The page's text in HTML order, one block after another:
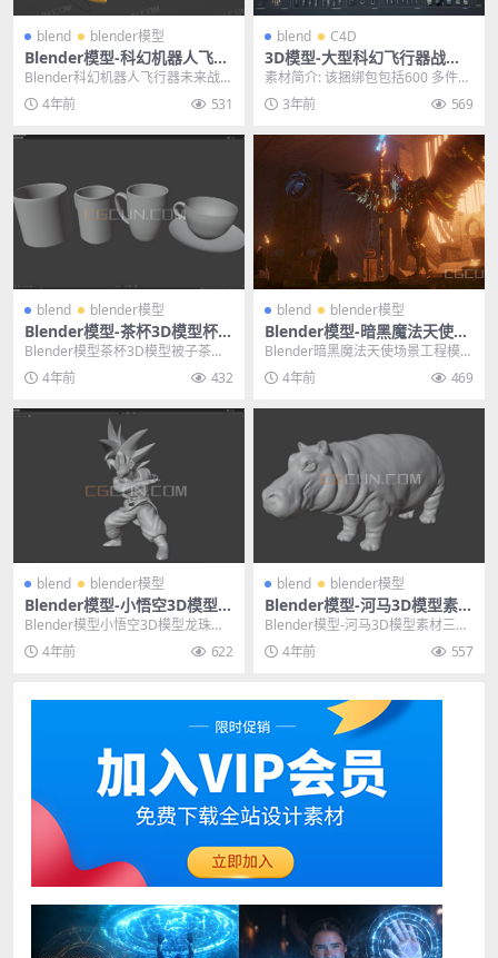
blend blender模型
Blender模型-科幻机器人飞行
器未来战场武器模型
Blender科幻机器人飞行器未来战场
武器模型 其他推荐: blender模型-...
4年前 531
blend C4D
3D模型-大型科幻飞行器战斗
机飞行员飞船机械部件模型合
集
素材简介: 该捆绑包包括600 多件物
品：一个完全绑定的 HERO角色
（提供33...
3年前 569
blend blender模型
Blender模型-茶杯3D模型杯子
茶具三维模型（白模）
Blender模型茶杯3D模型被子茶具
三维模型（白模） 其他推荐： Blen
de...4年前 432
blend blender模型
Blender模型-暗黑魔法天使场
景工程模型
Blender暗黑魔法天使场景工程模型
其他推荐: 3D模型-200+赛博朋克
科...4年前 469
blend blender模型
Blender模型-小悟空3D模型龙
珠动漫游戏人物模型素材
Blender模型小悟空3D模型龙珠动
漫游戏人物模型（白模）素材 其他
推荐: b...
4年前 622
blend blender模型
Blender模型-河马3D模型素材
三维动物模型（白模）下载
Blender模型-河马3D模型素材三维
模型（白模） 其他推荐: Blender...
4年前 557